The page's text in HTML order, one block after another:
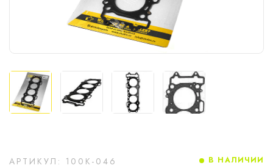
АРТИКУЛ: 100K-046 В НАЛИЧИИ